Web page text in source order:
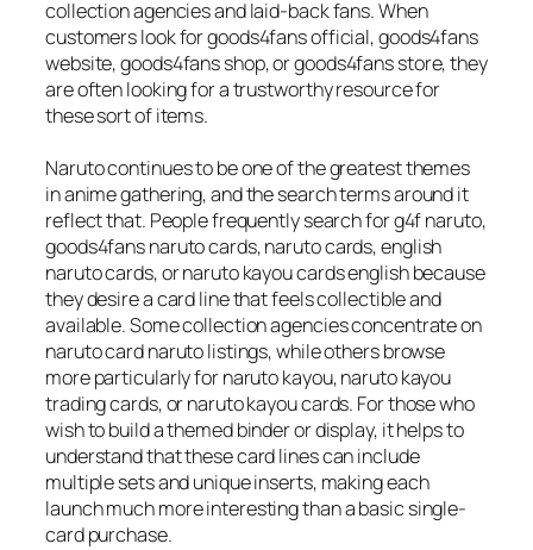
collection agencies and laid-back fans. When
customers look for goods4fans official, goods4fans
website, goods4fans shop, or goods4fans store, they
are often looking for a trustworthy resource for
these sort of items.
Naruto continues to be one of the greatest themes
in anime gathering, and the search terms around it
reflect that. People frequently search for g4f naruto,
goods4fans naruto cards, naruto cards, english
naruto cards, or naruto kayou cards english because
they desire a card line that feels collectible and
available. Some collection agencies concentrate on
naruto card naruto listings, while others browse
more particularly for naruto kayou, naruto kayou
trading cards, or naruto kayou cards. For those who
wish to build a themed binder or display, it helps to
understand that these card lines can include
multiple sets and unique inserts, making each
launch much more interesting than a basic single-
card purchase.